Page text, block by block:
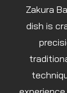
Zakura
dish is